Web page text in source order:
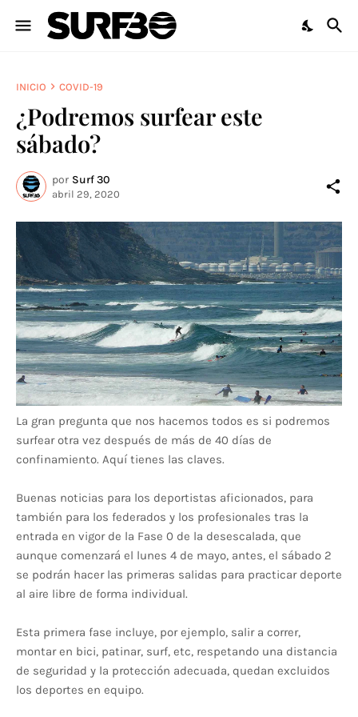
INICIO COVID-19
¿Podremos surfear este
sábado?
por Surf 30
abril 29, 2020
La gran pregunta que nos hacemos todos es si podremos
surfear otra vez después de más de 40 días de
confinamiento. Aquí tienes las claves.
Buenas noticias para los deportistas aficionados, para
también para los federados y los profesionales tras la
entrada en vigor de la Fase 0 de la desescalada, que
aunque comenzará el lunes 4 de mayo, antes, el sábado 2
se podrán hacer las primeras salidas para practicar deporte
al aire libre de forma individual.
Esta primera fase incluye, por ejemplo, salir a correr,
montar en bici, patinar, surf, etc, respetando una distancia
de seguridad y la protección adecuada, quedan excluidos
los deportes en equipo.